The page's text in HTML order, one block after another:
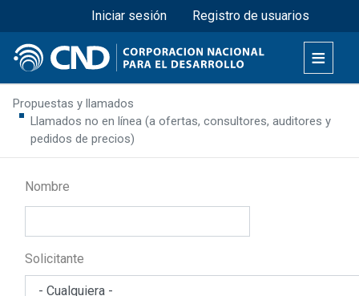
Pasar
al
contenido
principal
Menú superior
Iniciar sesión Registro de usuarios
Propuestas y llamados
Llamados no en línea (a ofertas, consultores, auditores y
pedidos de precios)
Nombre
Solicitante